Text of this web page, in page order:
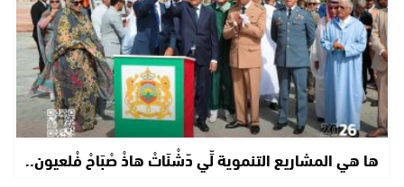
ها هي المشاريع التنموية لِّي دّشْنَاتْ هاذْ صْبَاحْ فْلعيون..